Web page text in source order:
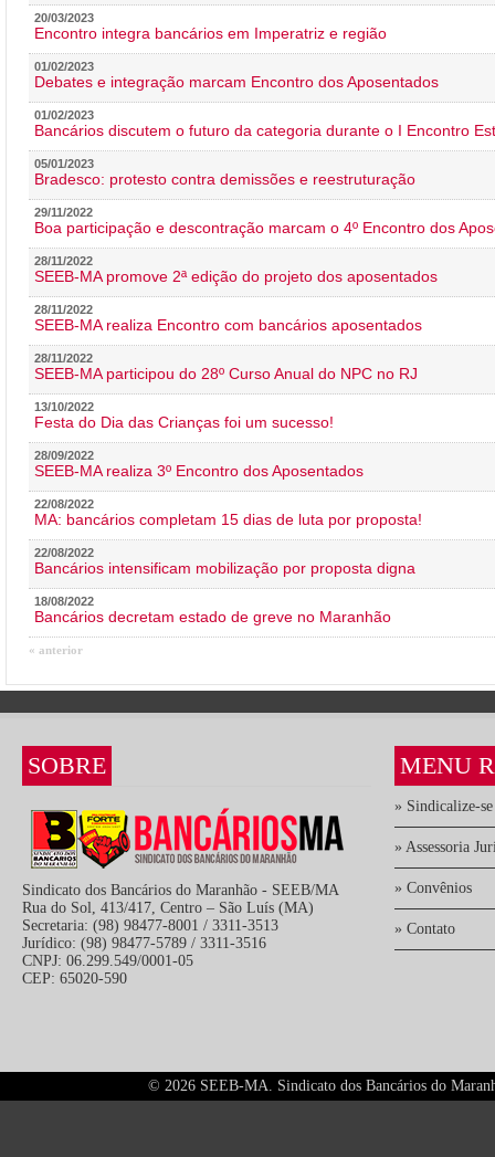
20/03/2023
Encontro integra bancários em Imperatriz e região
01/02/2023
Debates e integração marcam Encontro dos Aposentados
01/02/2023
Bancários discutem o futuro da categoria durante o I Encontro
05/01/2023
Bradesco: protesto contra demissões e reestruturação
29/11/2022
Boa participação e descontração marcam o 4º Encontro dos
28/11/2022
SEEB-MA promove 2ª edição do projeto dos aposentados
28/11/2022
SEEB-MA realiza Encontro com bancários aposentados
28/11/2022
SEEB-MA participou do 28º Curso Anual do NPC no RJ
13/10/2022
Festa do Dia das Crianças foi um sucesso!
28/09/2022
SEEB-MA realiza 3º Encontro dos Aposentados
22/08/2022
MA: bancários completam 15 dias de luta por proposta!
22/08/2022
Bancários intensificam mobilização por proposta digna
18/08/2022
Bancários decretam estado de greve no Maranhão
« anterior
SOBRE
Sindicato dos Bancários do Maranhão - SEEB/MA
Rua do Sol, 413/417, Centro – São Luís (MA)
Secretaria: (98) 98477-8001 / 3311-3513
Jurídico: (98) 98477-5789 / 3311-3516
CNPJ: 06.299.549/0001-05
CEP: 65020-590
MENU
» Sindicalize-se
» Assessoria
» Convênios
» Contato
© 2026 SEEB-MA. Sindicato dos Bancários do